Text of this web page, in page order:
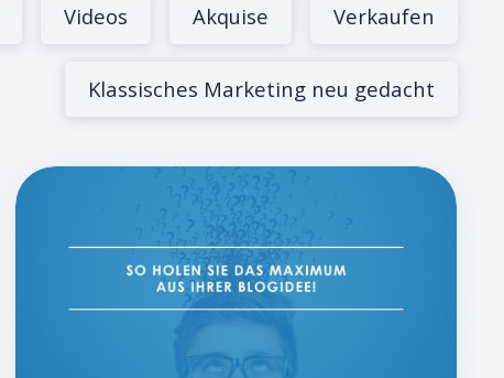
Videos Akquise Verkaufen
Klassisches Marketing neu gedacht